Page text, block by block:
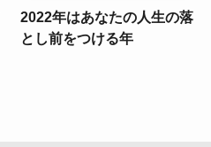
2022年はあなたの人生の落
とし前をつける年